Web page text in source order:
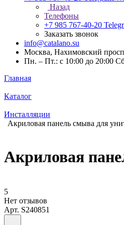
Назад
Телефоны
+7 985 767-40-20
Заказать звонок
info@catalano.su
Москва, Нахимовский
Пн. – Пт.: с 10:00 до 20:00
Главная
Каталог
Инсталляции
Акриловая панель смыва для
Акриловая
5
Нет отзывов
Арт. S240851